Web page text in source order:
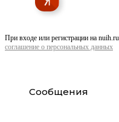
При входе или регистрации на
соглашение о персональных данных
Сообщения